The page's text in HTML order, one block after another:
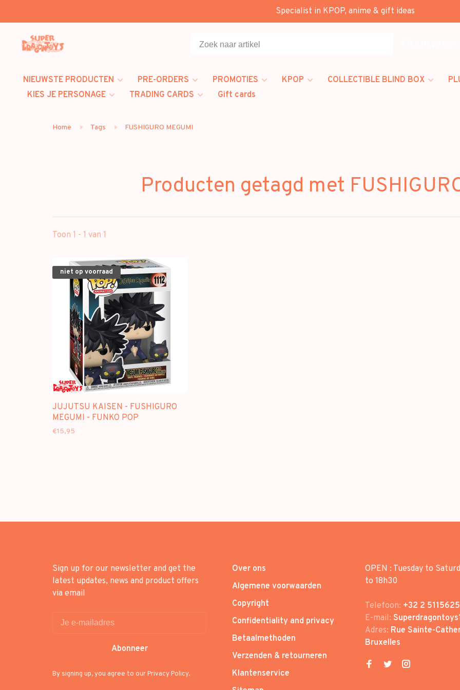
Specialist in KPOP, anime & gift ideas
NIEUWSTE PRODUCTEN PRE-ORDERS PROMOTIES KPOP COLLECTIBLE BLIND BOX
KIES JE PERSONAGE
TRADING CARDS Gift cards
Home Tags FUSHIGURO MEGUMI
Producten getagd met
Toon 1 - 1 van 1
niet op voorraad
JUJUTSU KAISEN - FUSHIGURO
MEGUMI - FUNKO POP
€15,95
Sign up for our newsletter and get the
latest updates, news and product offers
via email
Abonneer
By signing up, you agree to our Privacy Policy.
Over ons
Algemene voorwaarden
Copyright
Confidentiality and privacy
Betaalmethoden
Verzenden & retourneren
Klantenservice
OPEN : Tuesday to
to 18h30
Telefoon: +32 2 5115625
E-mail:
Adres: Rue Sainte-
Bruxelles